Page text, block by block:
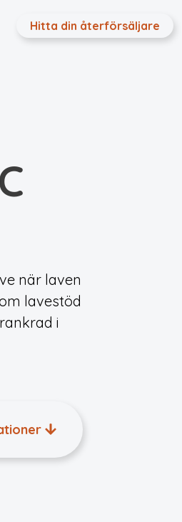
Hitta din återförsäljare
när laven
lavestöd
i